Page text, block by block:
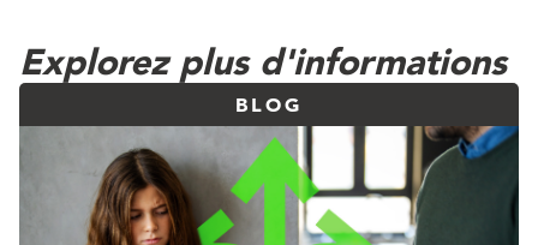
Explorez plus d'informations
BLOG